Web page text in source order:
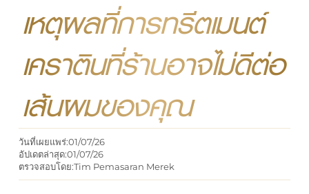
เหตุผลที่การทรีตเมนต์
เคราตินที่ร้านอาจไม่ดีต่อ
เส้นผมของคุณ
วันที่เผยแพร่:01/07/26
อัปเดตล่าสุด:01/07/26
ตรวจสอบโดย:Tim Pemasaran Merek